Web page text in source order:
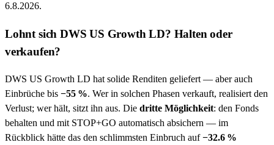
6.8.2026.
Lohnt sich DWS US Growth LD? Halten oder
verkaufen?
DWS US Growth LD hat solide Renditen geliefert — aber auch
Einbrüche bis −55 %. Wer in solchen Phasen verkauft, realisiert den
Verlust; wer hält, sitzt ihn aus. Die dritte Möglichkeit: den Fonds
behalten und mit STOP+GO automatisch absichern — im
Rückblick hätte das den schlimmsten Einbruch auf−32.6 %